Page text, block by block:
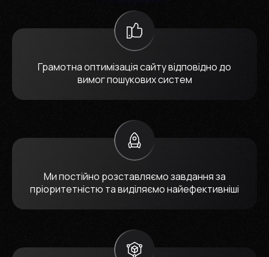
Грамотна оптимізація сайту відповідно до
вимог пошукових систем
Ми постійно розставляємо завдання за
пріоритетністю та виділяємо найефективніші